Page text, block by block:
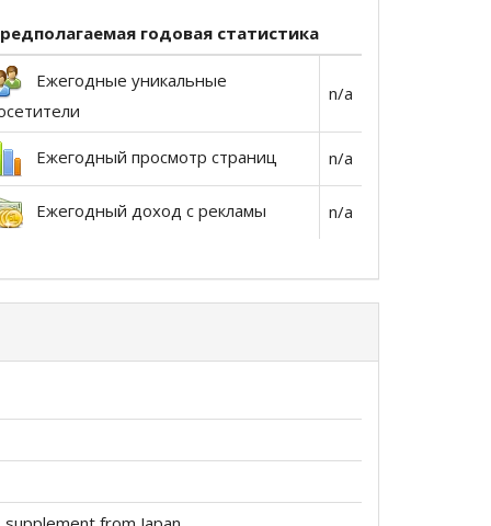
годовая статистика
Ежегодные уникальные
n/a
Ежегодный просмотр страниц n/a
Ежегодный доход с рекламы n/a